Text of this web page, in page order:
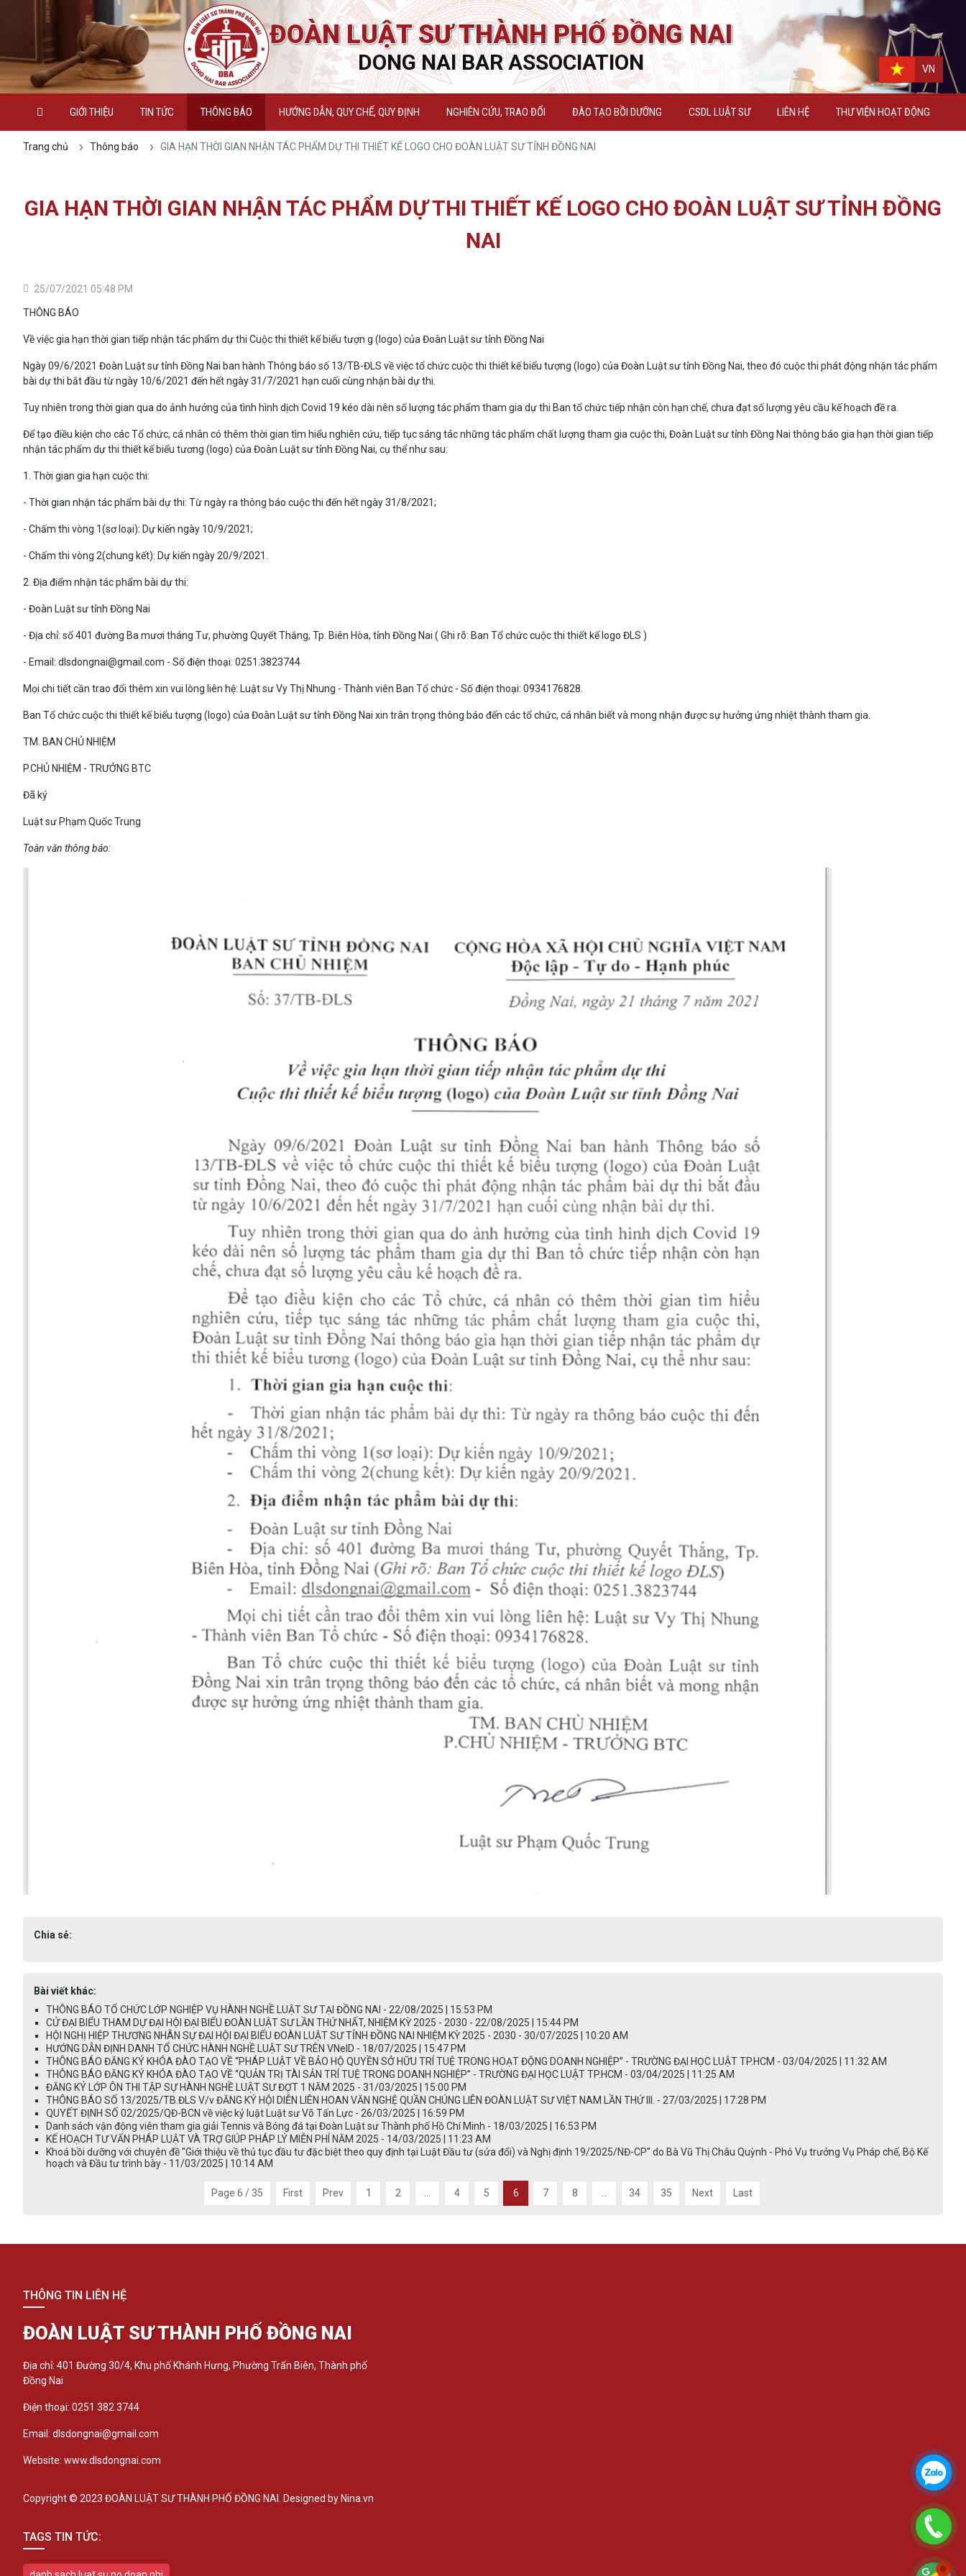
ĐOÀN LUẬT SƯ THÀNH PHỐ ĐỒNG NAI
DONG NAI BAR ASSOCIATION VN
GIỚI THIỆU TIN TỨC THÔNG BÁO HƯỚNG DẪN, QUY CHẾ, QUY ĐỊNH NGHIÊN CỨU, TRAO ĐỔI ĐÀO TẠO BỒI DƯỠNG CSDL LUẬT SƯ LIÊN HỆ THƯ VIỆN HOẠT ĐỘNG
Trang chủ Thông báo GIA HẠN THỜI GIAN NHẬN TÁC PHẨM DỰ THI THIẾT KẾ LOGO CHO ĐOÀN LUẬT SƯ TỈNH ĐỒNG NAI
GIA HẠN THỜI GIAN NHẬN TÁC PHẨM DỰ THI THIẾT KẾ LOGO CHO ĐOÀN LUẬT SƯ TỈNH ĐỒNG
NAI
25/07/2021 05:48 PM
THÔNG BÁO
Về việc gia hạn thời gian tiếp nhận tác phẩm dự thi Cuộc thi thiết kế biểu tượn g (logo) của Đoàn Luật sư tỉnh Đồng Nai
Ngày 09/6/2021 Đoàn Luật sư tỉnh Đồng Nai ban hành Thông báo số 13/TB-ĐLS về việc tổ chức cuộc thi thiết kế biểu tượng (logo) của Đoàn Luật sư tỉnh Đồng Nai, theo đó cuộc thi phát động nhận tác phẩm
bài dự thi bắt đầu từ ngày 10/6/2021 đến hết ngày 31/7/2021 hạn cuối cùng nhận bài dự thi.
Tuy nhiên trong thời gian qua do ảnh hưởng của tình hình dịch Covid 19 kéo dài nên số lượng tác phẩm tham gia dự thi Ban tổ chức tiếp nhận còn hạn chế, chưa đạt số lượng yêu cầu kế hoạch đề ra.
Để tạo điều kiện cho các Tổ chức, cá nhân có thêm thời gian tìm hiểu nghiên cứu, tiếp tục sáng tác những tác phẩm chất lượng tham gia cuộc thi, Đoàn Luật sư tỉnh Đồng Nai thông báo gia hạn thời gian tiếp
nhận tác phẩm dự thi thiết kế biểu tương (logo) của Đoàn Luật sư tỉnh Đồng Nai, cụ thể như sau:
1. Thời gian gia hạn cuộc thi:
- Thời gian nhận tác phẩm bài dự thi: Từ ngày ra thông báo cuộc thi đến hết ngày 31/8/2021;
- Chấm thi vòng 1(sơ loại): Dự kiến ngày 10/9/2021;
- Chấm thi vòng 2(chung kết): Dự kiến ngày 20/9/2021.
2. Địa điểm nhận tác phẩm bài dự thi:
- Đoàn Luật sư tỉnh Đồng Nai
- Địa chỉ: số 401 đường Ba mươi tháng Tư, phường Quyết Thắng, Tp. Biên Hòa, tỉnh Đồng Nai ( Ghi rõ: Ban Tổ chức cuộc thi thiết kế logo ĐLS )
- Email: dlsdongnai@gmail.com - Số điện thoại: 0251.3823744
Mọi chi tiết cần trao đổi thêm xin vui lòng liên hệ: Luật sư Vy Thị Nhung - Thành viên Ban Tổ chức - Số điện thoại: 0934176828.
Ban Tổ chức cuộc thi thiết kế biểu tượng (logo) của Đoàn Luật sư tỉnh Đồng Nai xin trân trọng thông báo đến các tổ chức, cá nhân biết và mong nhận được sự hưởng ứng nhiệt thành tham gia.
TM. BAN CHỦ NHIỆM
P.CHỦ NHIỆM - TRƯỞNG BTC
Đã ký
Luật sư Phạm Quốc Trung
Toàn văn thông báo:
Chia sẻ:
Bài viết khác:
THÔNG BÁO TỔ CHỨC LỚP NGHIỆP VỤ HÀNH NGHỀ LUẬT SƯ TẠI ĐỒNG NAI - 22/08/2025 | 15:53 PM
CỬ ĐẠI BIỂU THAM DỰ ĐẠI HỘI ĐẠI BIỂU ĐOÀN LUẬT SƯ LẦN THỨ NHẤT, NHIỆM KỲ 2025 - 2030 - 22/08/2025 | 15:44 PM
HỘI NGHỊ HIỆP THƯƠNG NHÂN SỰ ĐẠI HỘI ĐẠI BIỂU ĐOÀN LUẬT SƯ TỈNH ĐỒNG NAI NHIỆM KỲ 2025 - 2030 - 30/07/2025 | 10:20 AM
HƯỚNG DẪN ĐỊNH DANH TỔ CHỨC HÀNH NGHỀ LUẬT SƯ TRÊN VNeID - 18/07/2025 | 15:47 PM
THÔNG BÁO ĐĂNG KÝ KHÓA ĐÀO TẠO VỀ “PHÁP LUẬT VỀ BẢO HỘ QUYỀN SỞ HỮU TRÍ TUỆ TRONG HOẠT ĐỘNG DOANH NGHIỆP” - TRƯỜNG ĐẠI HỌC LUẬT TP.HCM - 03/04/2025 | 11:32 AM
THÔNG BÁO ĐĂNG KÝ KHÓA ĐÀO TẠO VỀ “QUẢN TRỊ TÀI SẢN TRÍ TUỆ TRONG DOANH NGHIỆP” - TRƯỜNG ĐẠI HỌC LUẬT TP.HCM - 03/04/2025 | 11:25 AM
ĐĂNG KÝ LỚP ÔN THI TẬP SỰ HÀNH NGHỀ LUẬT SƯ ĐỢT 1 NĂM 2025 - 31/03/2025 | 15:00 PM
THÔNG BÁO SỐ 13/2025/TB.ĐLS V/v ĐĂNG KÝ HỘI DIỄN LIÊN HOAN VĂN NGHỆ QUẦN CHÚNG LIÊN ĐOÀN LUẬT SƯ VIỆT NAM LẦN THỨ III. - 27/03/2025 | 17:28 PM
QUYẾT ĐỊNH SỐ 02/2025/QĐ-BCN về việc kỷ luật Luật sư Võ Tấn Lực - 26/03/2025 | 16:59 PM
Danh sách vận động viên tham gia giải Tennis và Bóng đá tại Đoàn Luật sư Thành phố Hồ Chí Minh - 18/03/2025 | 16:53 PM
KẾ HOẠCH TƯ VẤN PHÁP LUẬT VÀ TRỢ GIÚP PHÁP LÝ MIỄN PHÍ NĂM 2025 - 14/03/2025 | 11:23 AM
Khoá bồi dưỡng với chuyên đề ''Giới thiệu về thủ tục đầu tư đặc biệt theo quy định tại Luật Đầu tư (sửa đổi) và Nghị định 19/2025/NĐ-CP'' do Bà Vũ Thị Châu Quỳnh - Phó Vụ trưởng Vụ Pháp chế, Bộ Kế
hoạch và Đầu tư trình bày - 11/03/2025 | 10:14 AM
Page 6 / 35 First Prev 1 2 4 5 6 7 8 34 35 Next Last
THÔNG TIN LIÊN HỆ
ĐOÀN LUẬT SƯ THÀNH PHỐ ĐỒNG NAI
Địa chỉ: 401 Đường 30/4, Khu phố Khánh Hưng, Phường Trấn Biên, Thành phố
Đồng Nai
Điện thoại: 0251 382 3744
Email: dlsdongnai@gmail.com
Website: www.dlsdongnai.com
Copyright © 2023 ĐOÀN LUẬT SƯ THÀNH PHỐ ĐỒNG NAI. Designed by Nina.vn
TAGS TIN TỨC: